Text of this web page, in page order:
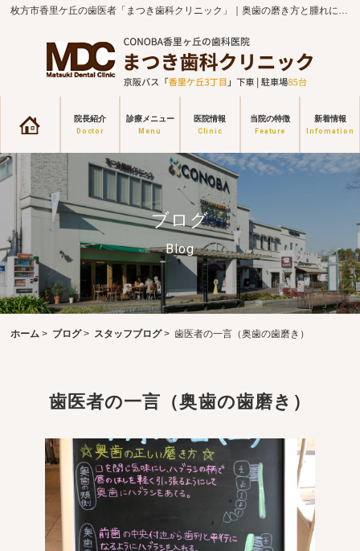
枚方市香里ケ丘の歯医者「まつき歯科クリニック」｜奥歯の磨き方と腫れについて
ブログ
Blog
院長紹介 診療メニュー 医院情報 当院の特徴 新着情報
ホーム > ブログ> スタッフブログ> 歯医者の一言（奥歯の歯磨き）
歯医者の一言（奥歯の歯磨き）